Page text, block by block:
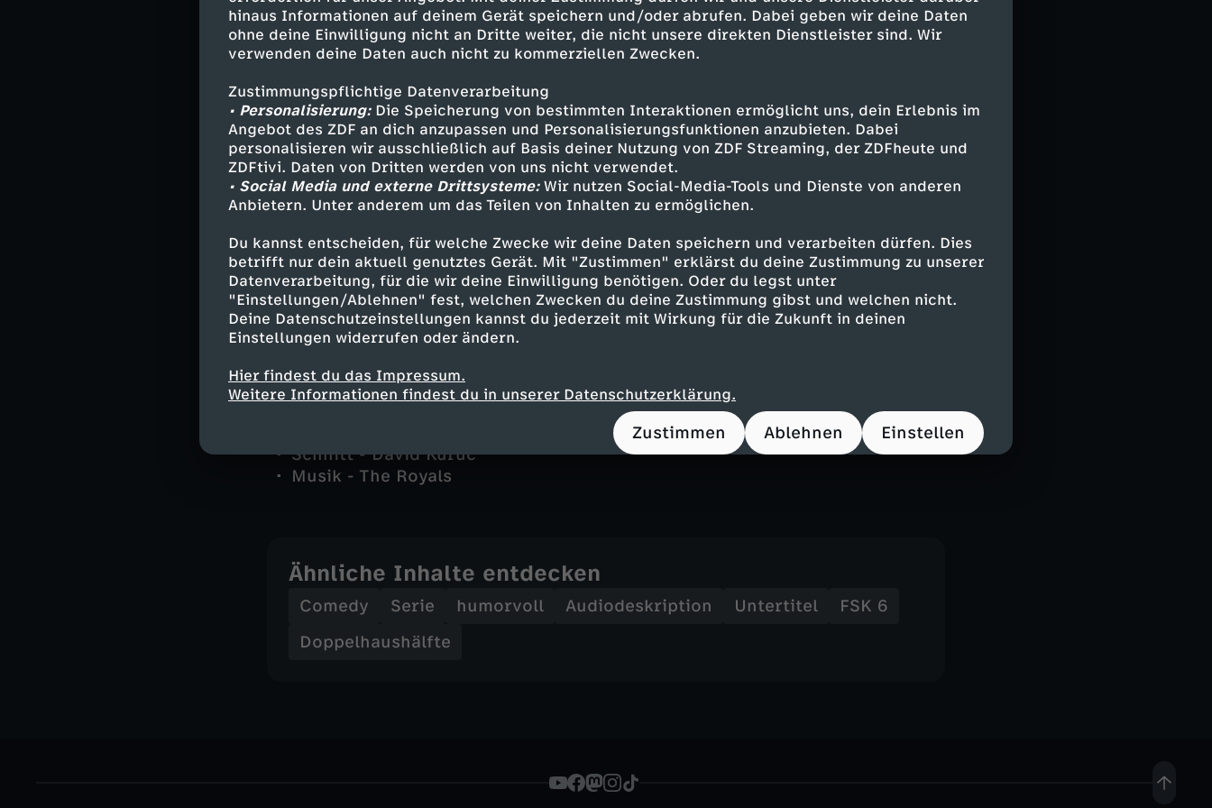
hinaus Informationen auf deinem Gerät speichern und/oder abrufen. Dabei geben wir deine Daten
ohne deine Einwilligung nicht an Dritte weiter, die nicht unsere direkten Dienstleister sind. Wir
verwenden deine Daten auch nicht zu kommerziellen Zwecken.
Zustimmungspflichtige Datenverarbeitung
• Personalisierung:Die Speicherung von bestimmten Interaktionen ermöglicht uns, dein Erlebnis im
Angebot des ZDF an dich anzupassen und Personalisierungsfunktionen anzubieten. Dabei
personalisieren wir ausschließlich auf Basis deiner Nutzung von ZDF Streaming, der ZDFheute und
ZDFtivi. Daten von Dritten werden von uns nicht verwendet.
• Social Media und externe Drittsysteme:Wir nutzen Social-Media-Tools und Dienste von anderen
Anbietern. Unter anderem um das Teilen von Inhalten zu ermöglichen.
Du kannst entscheiden, für welche Zwecke wir deine Daten speichern und verarbeiten dürfen. Dies
betrifft nur dein aktuell genutztes Gerät. Mit "Zustimmen" erklärst du deine Zustimmung zu unserer
Datenverarbeitung, für die wir deine Einwilligung benötigen. Oder du legst unter
"Einstellungen/Ablehnen" fest, welchen Zwecken du deine Zustimmung gibst und welchen nicht.
Deine Datenschutzeinstellungen kannst du jederzeit mit Wirkung für die Zukunft in deinen
Einstellungen widerrufen oder ändern.
Hier findest du das Impressum.
Weitere Informationen findest du in unserer Datenschutzerklärung.
Zustimmen Ablehnen Einstellen
Tracy Knuppe - Minh-Khai Phan-Thi
Mari Sawadi - Maryam Zaree
Theo Kröger - Benito Bause
Rocco Knuppe - Hoang Minh Ha
Frida Sawadi - Rio Disselhoff
Wörner - Peer Martiny
Eckner - Aysima Ergün
Keks - Dillan White
Gesa - Nina Proll
Oma Thuy - Tuyet Linh Phung
und andere -
Stab
Regie - Florian Dietrich
Autor - Dennis Schanz, Christoph Mushayija Rath
Schnitt - David Kuruc
Musik - The Royals
Ähnliche Inhalte entdecken
Comedy Serie humorvoll Audiodeskription Untertitel
FSK 6
Doppelhaushälfte